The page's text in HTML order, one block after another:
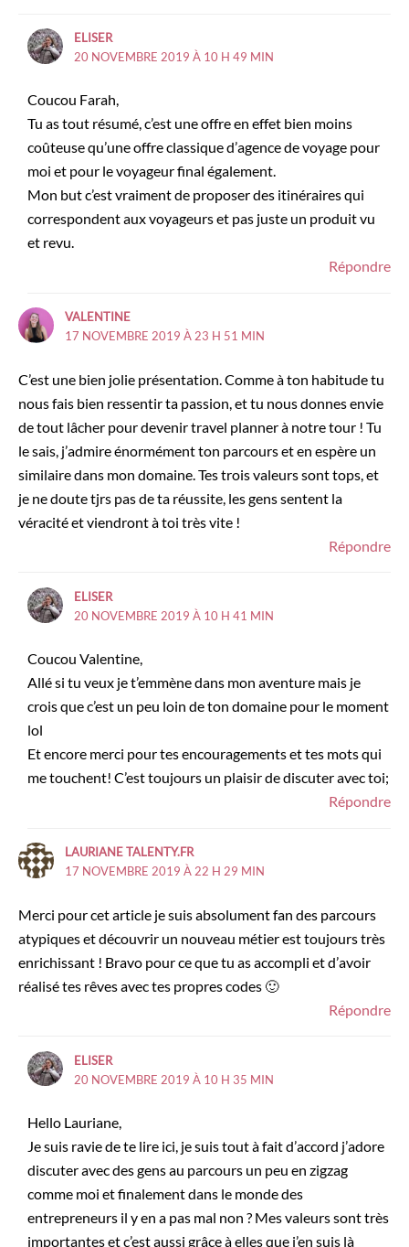
ELISER
20 NOVEMBRE 2019 À 10 H 49 MIN
Coucou Farah,
Tu as tout résumé, c’est une offre en effet bien moins
coûteuse qu’une offre classique d’agence de voyage pour
moi et pour le voyageur final également.
Mon but c’est vraiment de proposer des itinéraires qui
correspondent aux voyageurs et pas juste un produit vu
et revu.
Répondre
VALENTINE
17 NOVEMBRE 2019 À 23 H 51 MIN
C’est une bien jolie présentation. Comme à ton habitude tu
nous fais bien ressentir ta passion, et tu nous donnes envie
de tout lâcher pour devenir travel planner à notre tour ! Tu
le sais, j’admire énormément ton parcours et en espère un
similaire dans mon domaine. Tes trois valeurs sont tops, et
je ne doute tjrs pas de ta réussite, les gens sentent la
véracité et viendront à toi très vite !
Répondre
ELISER
20 NOVEMBRE 2019 À 10 H 41 MIN
Coucou Valentine,
Allé si tu veux je t’emmène dans mon aventure mais je
crois que c’est un peu loin de ton domaine pour le moment
lol
Et encore merci pour tes encouragements et tes mots qui
me touchent! C’est toujours un plaisir de discuter avec toi;
Répondre
LAURIANE TALENTY.FR
17 NOVEMBRE 2019 À 22 H 29 MIN
Merci pour cet article je suis absolument fan des parcours
atypiques et découvrir un nouveau métier est toujours très
enrichissant ! Bravo pour ce que tu as accompli et d’avoir
réalisé tes rêves avec tes propres codes 🙂
Répondre
ELISER
20 NOVEMBRE 2019 À 10 H 35 MIN
Hello Lauriane,
Je suis ravie de te lire ici, je suis tout à fait d’accord j’adore
discuter avec des gens au parcours un peu en zigzag
comme moi et finalement dans le monde des
entrepreneurs il y en a pas mal non ? Mes valeurs sont très
importantes et c’est aussi grâce à elles que j’en suis là